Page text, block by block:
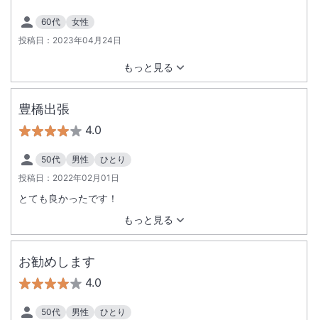
60代
女性
投稿日： 2023年04月24日
もっと見る
豊橋出張
4.0
50代 男性
ひとり
投稿日： 2022年02月01日
もっと見る
とても良かったです！
お勧めします
4.0
50代 男性
ひとり